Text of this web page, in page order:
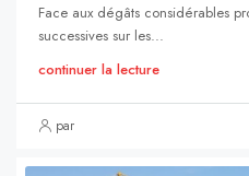
Face aux dégâts considérables
successives sur les...
continuer la lecture
par